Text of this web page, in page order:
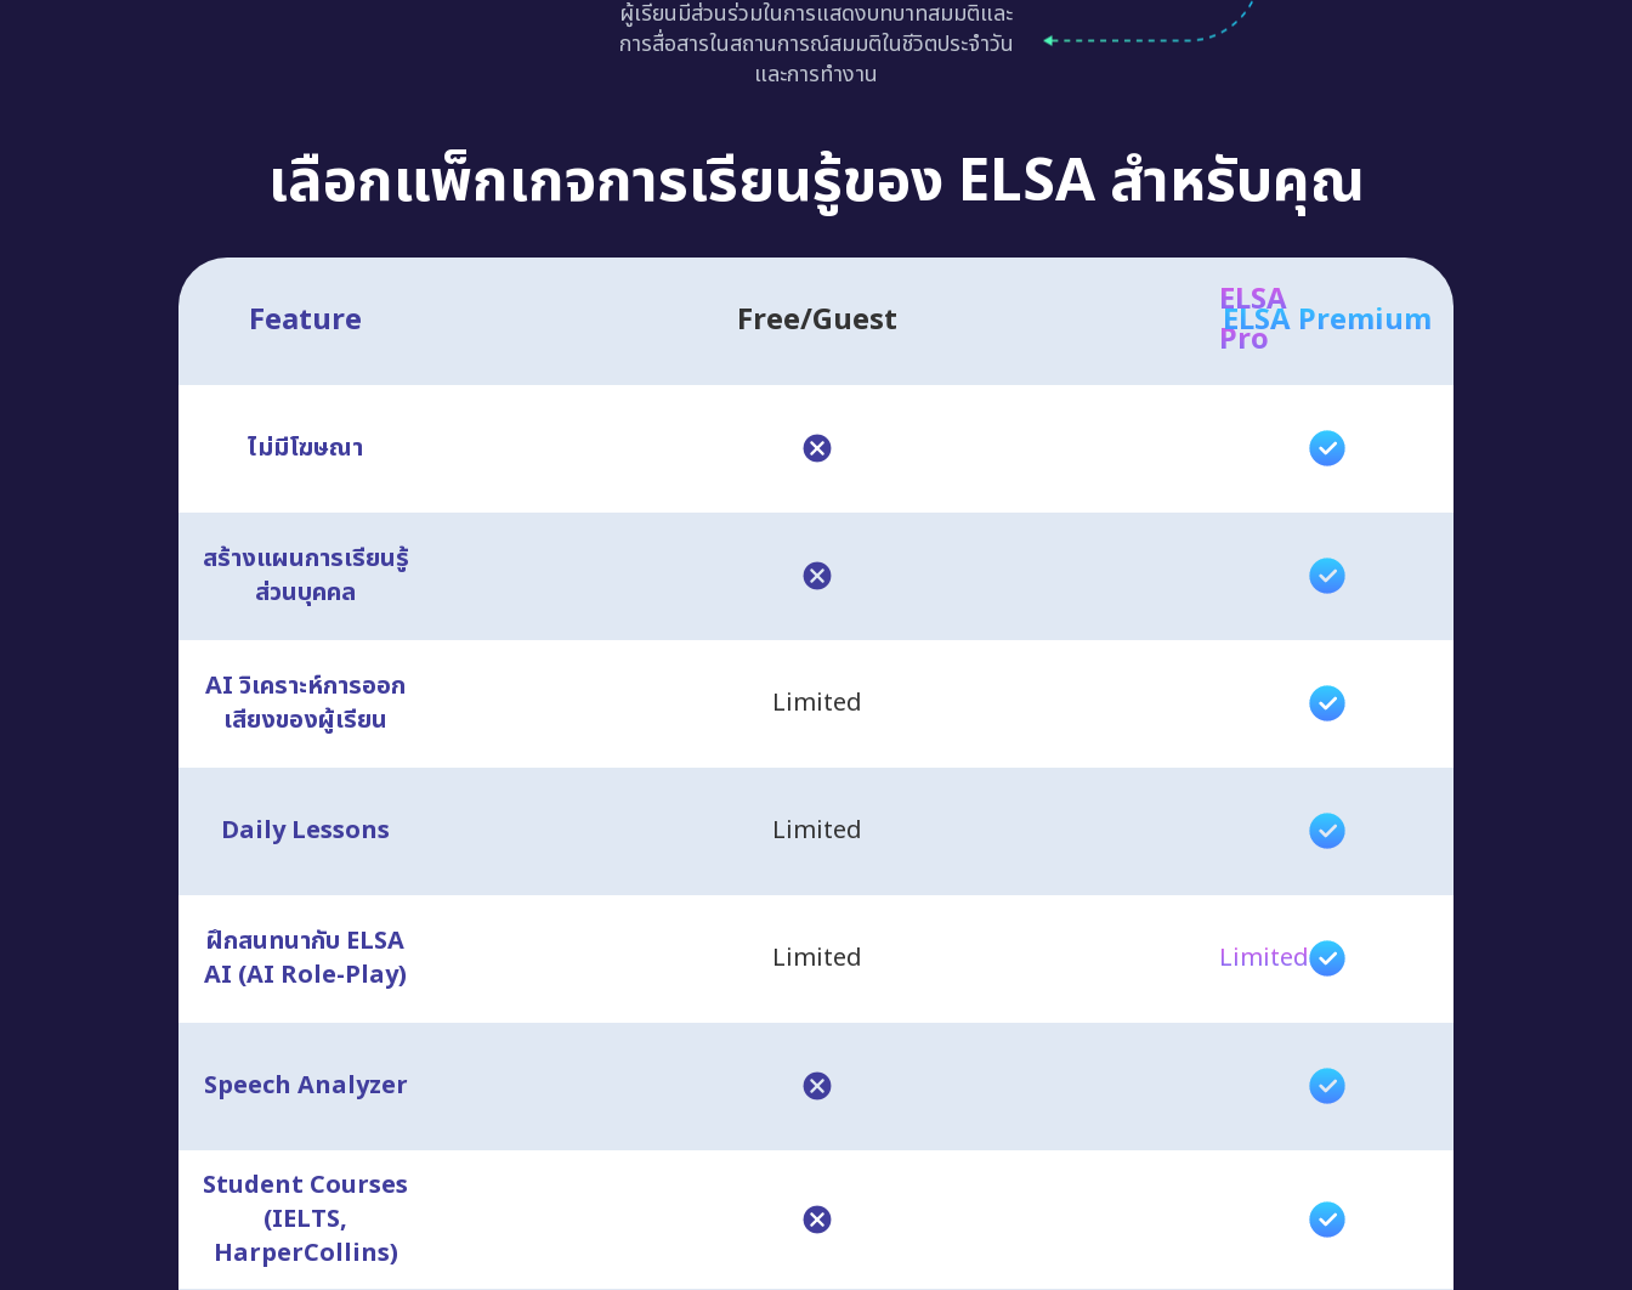
ผู้เรียนมีส่วนร่วมในการแสดงบทบาทสมมติและ
การสื่อสารในสถานการณ์สมมติในชีวิตประจำวัน
และการทำงาน
เลือกแพ็กเกจการเรียนรู้ของ ELSA สำหรับคุณ
Feature Free/Guest
ELSA
Pro
ELSA Premium
ไม่มีโฆษณา
สร้างแผนการเรียนรู้
ส่วนบุคคล
AI วิเคราะห์การออก
เสียงของผู้เรียน
Limited
Daily Lessons Limited
ฝึกสนทนากับ ELSA
AI (AI Role-Play)
Limited Limited
Speech Analyzer
Student Courses
(IELTS,
HarperCollins)